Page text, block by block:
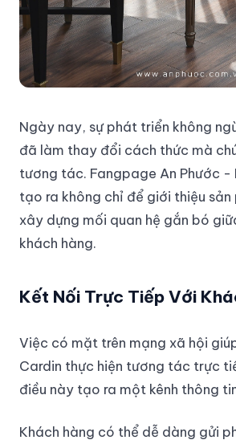
Ngày nay, sự phát triển không
đã làm thay đổi cách thức mà
tương tác. Fangpage An Phước -
tạo ra không chỉ để giới thiệu
xây dựng mối quan hệ gắn bó
khách hàng.
Kết Nối Trực Tiếp Với
Việc có mặt trên mạng xã hội
Cardin thực hiện tương tác trực
điều này tạo ra một kênh thông
Khách hàng có thể dễ dàng gửi